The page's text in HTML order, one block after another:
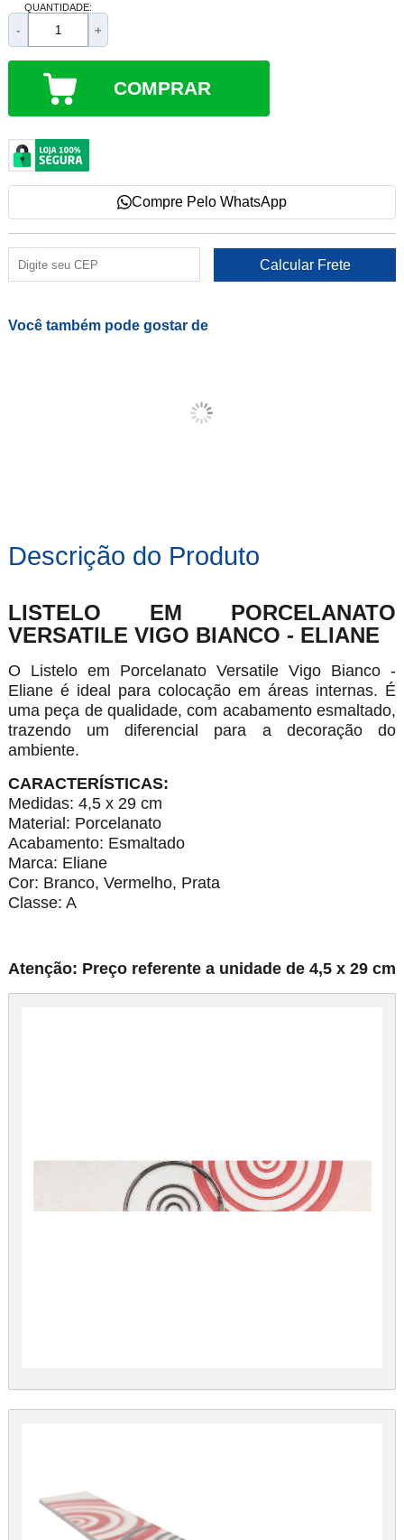
QUANTIDADE:
- +
COMPRAR
Compre Pelo WhatsApp
Você também pode gostar de
Descrição do Produto
LISTELO EM PORCELANATO
VERSATILE VIGO BIANCO - ELIANE
O Listelo em Porcelanato Versatile Vigo Bianco -
Eliane é ideal para colocação em áreas internas. É
uma peça de qualidade, com acabamento esmaltado,
trazendo um diferencial para a decoração do
ambiente.
CARACTERÍSTICAS:
Medidas: 4,5 x 29 cm
Material: Porcelanato
Acabamento: Esmaltado
Marca: Eliane
Cor: Branco, Vermelho, Prata
Classe: A
Atenção: Preço referente a unidade de 4,5 x 29 cm